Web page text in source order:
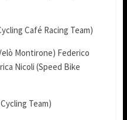
Café Racing Team)
Montirone) Federico
Nicoli (Speed Bike
Team)